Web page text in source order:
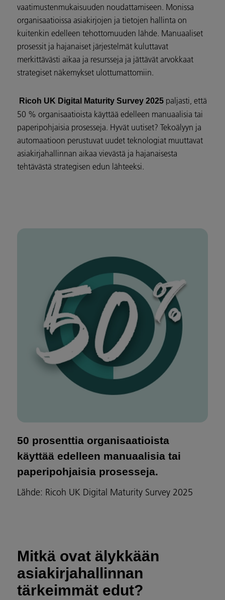
vaatimustenmukaisuuden noudattamiseen. Monissa
organisaatioissa asiakirjojen ja tietojen hallinta on
kuitenkin edelleen tehottomuuden lähde. Manuaaliset
prosessit ja hajanaiset järjestelmät kuluttavat
merkittävästi aikaa ja resursseja ja jättävät arvokkaat
strategiset näkemykset ulottumattomiin.
Ricoh UK Digital Maturity Survey 2025 paljasti, että
50 % organisaatioista käyttää edelleen manuaalisia tai
paperipohjaisia prosesseja. Hyvät uutiset? Tekoälyyn ja
automaatioon perustuvat uudet teknologiat muuttavat
asiakirjahallinnan aikaa vievästä ja hajanaisesta
tehtävästä strategisen edun lähteeksi.
50 prosenttia organisaatioista
käyttää edelleen manuaalisia tai
paperipohjaisia prosesseja.
Lähde: Ricoh UK Digital Maturity Survey 2025
Mitkä ovat älykkään
asiakirjahallinnan
tärkeimmät edut?